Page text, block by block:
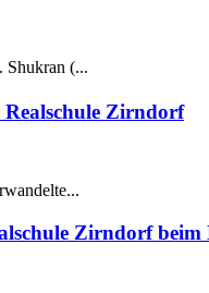
Shukran (...
Zirndorf
Zirndorf